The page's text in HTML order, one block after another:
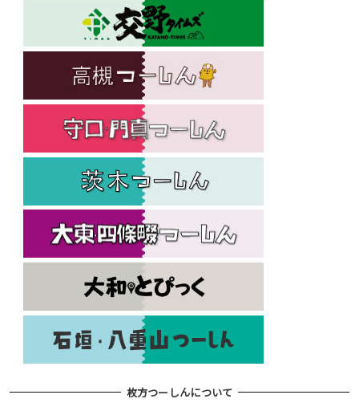
枚方つーしんについて